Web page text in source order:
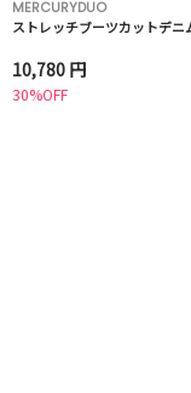
MERCURYDUO
ストレッチブーツカットデニ
10,780 円
30%OFF